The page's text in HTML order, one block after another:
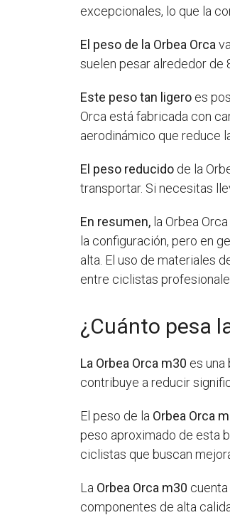
excepcionales, lo que la
El peso de la Orbea Orca
suelen pesar alrededor de
Este peso tan ligero es
Orca está fabricada con
aerodinámico que reduce
El peso reducido de la
transportar. Si necesitas
En resumen, la Orbea
la configuración, pero en
alta. El uso de materiales
entre ciclistas
¿Cuánto pesa
La Orbea Orca m30 es
contribuye a reducir
El peso de la Orbea Orca
peso aproximado de esta
ciclistas que buscan
La Orbea Orca m30
componentes de alta